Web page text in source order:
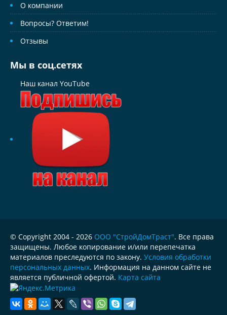
О компании
Вопросы? Ответим!
Отзывы
Мы в соц.сетях
Наш канал YouTube
© Copyright 2004 - 2026 ООО "СтройДомТраст". Все права
защищены. Любое копирование и/или перепечатка
материалов преследуются по закону. Условия обработки
персональных данных. Информация на данном сайте не
является публичной офертой. Карта сайта